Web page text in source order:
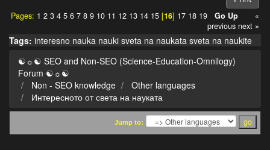
Pages: 1 2 3 4 5 6 7 8 9 10 11 12 13 14 15[16] 17 18 19 Go Up
«
previous next »
Tags: interesno nauka nauki sveta na naukata sveta na naukite
☯☼☯ SEO and Non-SEO (Science-Education-Omnilogy)
Forum ☯☼☯
Non - SEO knowledge
Other languages
Интересното от света на науката
Jump to: